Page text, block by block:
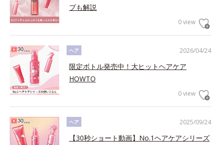
プも解説
0 view
2026/04/24
ヘア
限定ボトル発売中！大ヒットヘアケア
HOWTO
0 view
2025/09/24
ヘア
【30秒ショート動画】No.1ヘアケアシリーズ